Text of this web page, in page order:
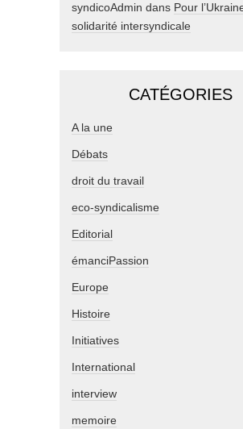
syndicoAdmin dans Pour
solidarité intersyndicale
CATÉGORIES
A la une
Débats
droit du travail
eco-syndicalisme
Editorial
émanciPassion
Europe
Histoire
Initiatives
International
interview
memoire